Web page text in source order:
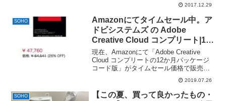
2017.12.29
SOHO
Amazonにてタイムセール中。ア
ドビシステムズ の Adobe
Creative Cloud コンプリート|12
か月版|パッケージコード版がセ
ール特価￥47,760で販売中！
現在、Amazonにて「Adobe Creative
Cloud コンプリートの12か月パッケージ
コード版」がタイムセール価格で販売中
です！Adobe Creative Cloud コンプリー
ト|12か月版|パッケージコード版posted
...
2019.07.26
SOHO
【この夏、買って良かったもの・